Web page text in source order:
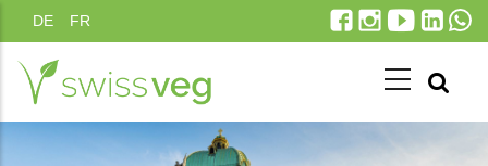
Direkt
zum
Inhalt
DE FR